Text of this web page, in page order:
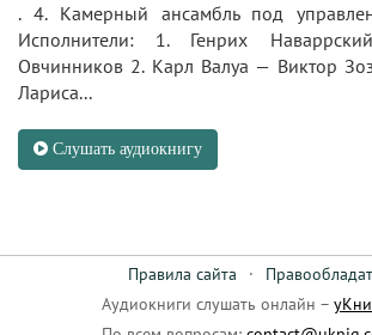
. 4. Камерный ансамбль под
Исполнители: 1. Генрих
Овчинников 2. Карл Валуа — Виктор
Лариса...
Слушать аудиокнигу
Правила сайта ·
Аудиокниги слушать онлайн –